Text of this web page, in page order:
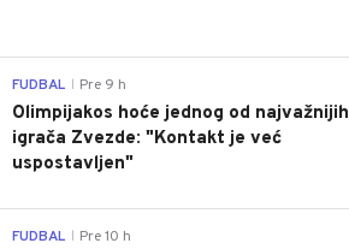
FUDBAL Pre 9 h
Olimpijakos hoće jednog od najvažnijih
igrača Zvezde: "Kontakt je već
uspostavljen"
FUDBAL Pre 10 h